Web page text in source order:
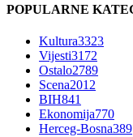
POPULARNE
Kultura3323
Vijesti3172
Ostalo2789
Scena2012
BIH841
Ekonomija770
Herceg-Bosna389